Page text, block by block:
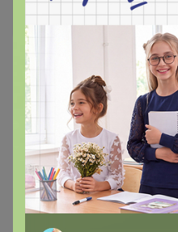
4 005р
MIXAN 5089.2